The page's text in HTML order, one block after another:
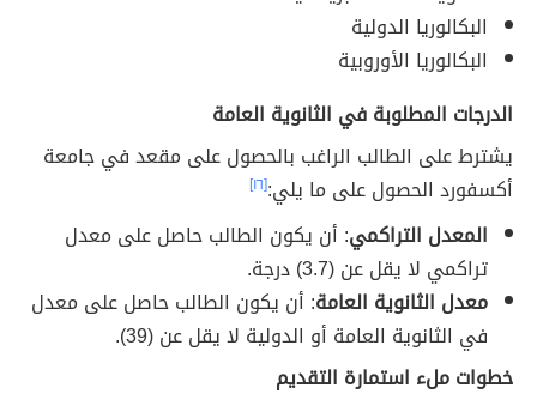
البكالوريا الدولية
البكالوريا الأوروبية
الدرجات المطلوبة في الثانوية العامة
يشترط على الطالب الراغب بالحصول على مقعد في جامعة
أكسفورد الحصول على ما يلي:[١٦]
المعدل التراكمي: أن يكون الطالب حاصل على معدل
تراكمي لا يقل عن (3.7) درجة.
معدل الثانوية العامة: أن يكون الطالب حاصل على معدل
في الثانوية العامة أو الدولية لا يقل عن (39).
خطوات ملء استمارة التقديم